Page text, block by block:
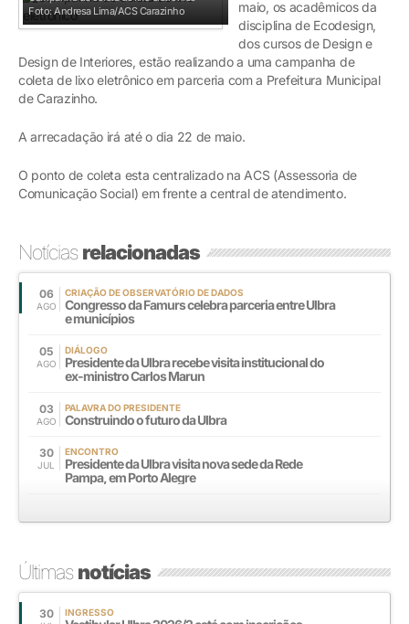
Foto: Andresa Lima/ACS Carazinho
maio, os acadêmicos da
disciplina de Ecodesign,
dos cursos de Design e
Design de Interiores, estão realizando a uma campanha de
coleta de lixo eletrônico em parceria com a Prefeitura Municipal
de Carazinho.
A arrecadação irá até o dia 22 de maio.
O ponto de coleta esta centralizado na ACS (Assessoria de
Comunicação Social) em frente a central de atendimento.
Notíciasrelacionadas
06
AGO
CRIAÇÃO DE OBSERVATÓRIO DE DADOS
Congresso da Famurs celebra parceria entre Ulbra
e municípios
05
AGO
DIÁLOGO
Presidente da Ulbra recebe visita institucional do
ex-ministro Carlos Marun
03
AGO
PALAVRA DO PRESIDENTE
Construindo o futuro da Ulbra
30
JUL
ENCONTRO
Presidente da Ulbra visita nova sede da Rede
Pampa, em Porto Alegre
Últimasnotícias
30 INGRESSO